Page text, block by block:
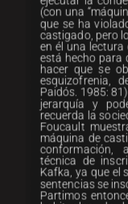
(con una
que se ha
castigado, pero
en él una lectura
está hecho para
hacer que se
esquizofrenia,
Paidós. 1985:
jerarquía y
recuerda la
Foucault
máquina de
conformación,
técnica de
Kafka, ya que el
sentencias se
Partimos